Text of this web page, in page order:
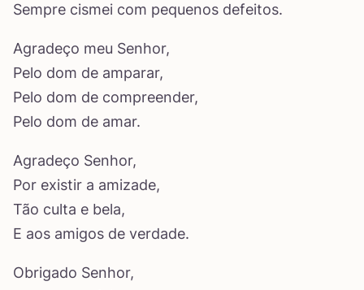
Sempre cismei com pequenos defeitos.
Agradeço meu Senhor,
Pelo dom de amparar,
Pelo dom de compreender,
Pelo dom de amar.
Agradeço Senhor,
Por existir a amizade,
Tão culta e bela,
E aos amigos de verdade.
Obrigado Senhor,